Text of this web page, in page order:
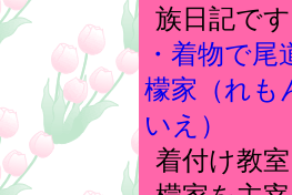
族日記です
・着物で尾
檬家（れも
いえ）
着付け教